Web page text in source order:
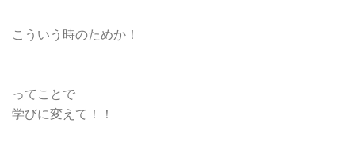
こういう時のためか！
ってことで
学びに変えて！！